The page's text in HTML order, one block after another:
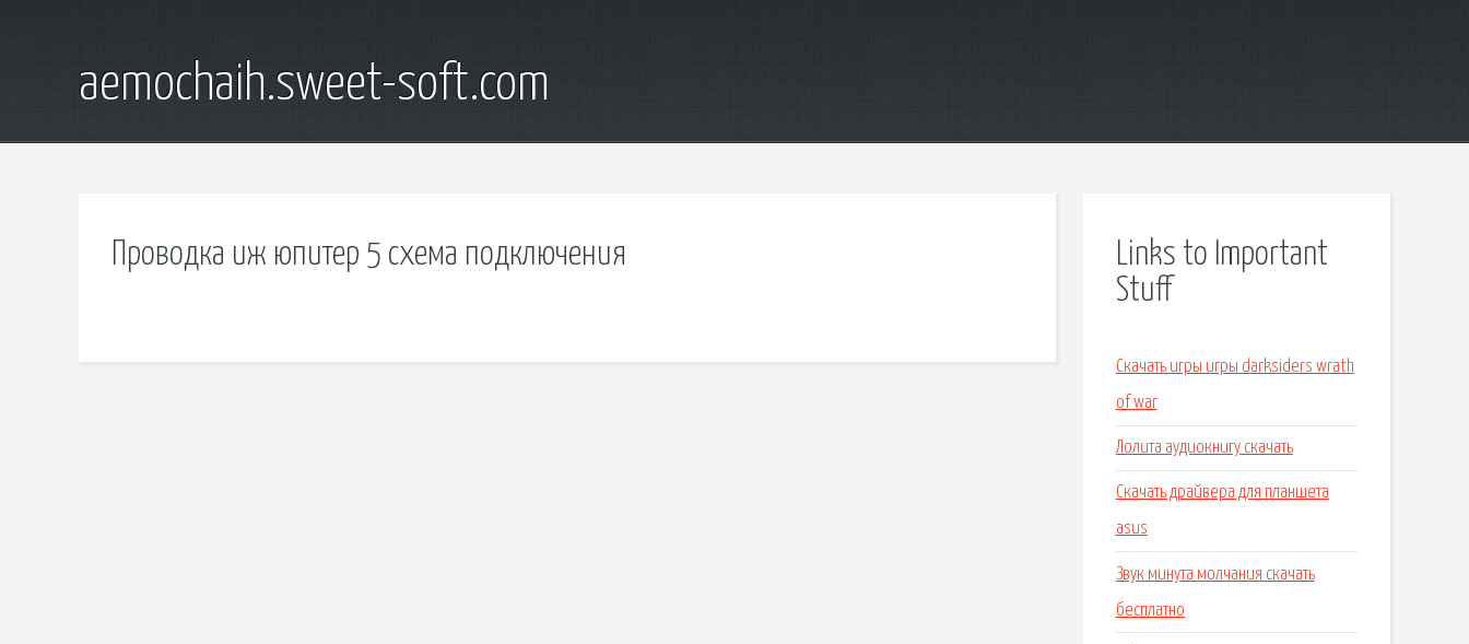
aemochaih.sweet-soft.com
Проводка иж юпитер 5 схема подключения
Links to Important
Stuff
Скачать игры игры darksiders wrath
of war
Лолита аудиокнигу скачать
Скачать драйвера для планшета
asus
Звук минута молчания скачать
бесплатно